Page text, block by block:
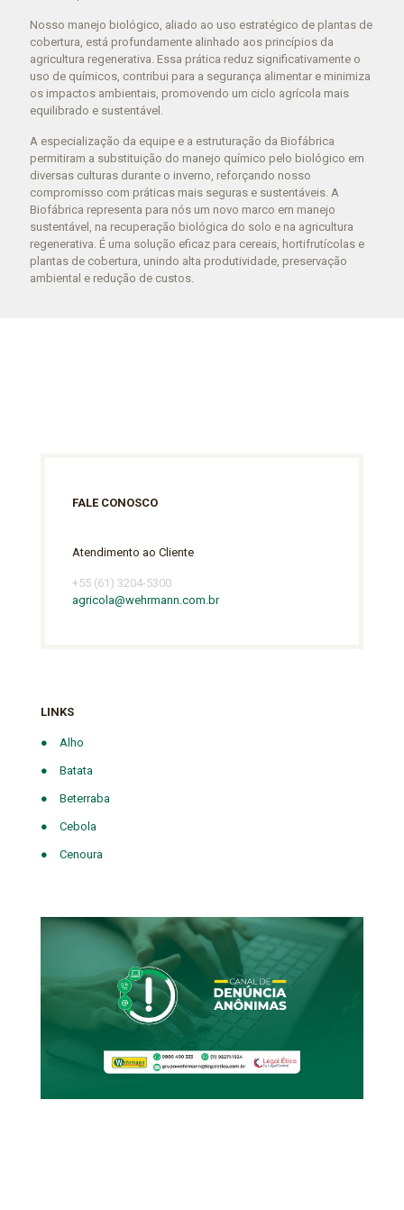
Nosso manejo biológico, aliado ao uso estratégico de plantas de
cobertura, está profundamente alinhado aos princípios da
agricultura regenerativa. Essa prática reduz significativamente o
uso de químicos, contribui para a segurança alimentar e minimiza
os impactos ambientais, promovendo um ciclo agrícola mais
equilibrado e sustentável.
A especialização da equipe e a estruturação da Biofábrica
permitiram a substituição do manejo químico pelo biológico em
diversas culturas durante o inverno, reforçando nosso
compromisso com práticas mais seguras e sustentáveis. A
Biofábrica representa para nós um novo marco em manejo
sustentável, na recuperação biológica do solo e na agricultura
regenerativa. É uma solução eficaz para cereais, hortifrutícolas e
plantas de cobertura, unindo alta produtividade, preservação
ambiental e redução de custos.
FALE CONOSCO
Atendimento ao Cliente
+55 (61) 3204-5300
agricola@wehrmann.com.br
LINKS
● Alho
● Batata
● Beterraba
● Cebola
● Cenoura